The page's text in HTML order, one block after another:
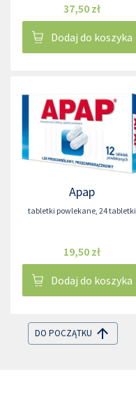
37,50 zł
Dodaj do koszyka
Apap
tabletki powlekane 24 tabletki
19,50 zł
Dodaj do koszyka
DO POCZĄTKU